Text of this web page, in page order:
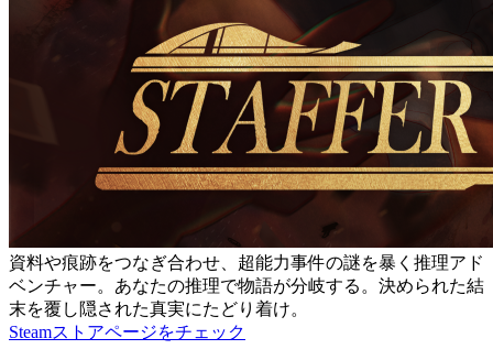
資料や痕跡をつなぎ合わせ、超能力事件の謎を暴く推理アド
ベンチャー。あなたの推理で物語が分岐する。決められた結
末を覆し隠された真実にたどり着け。
Steamストアページをチェック